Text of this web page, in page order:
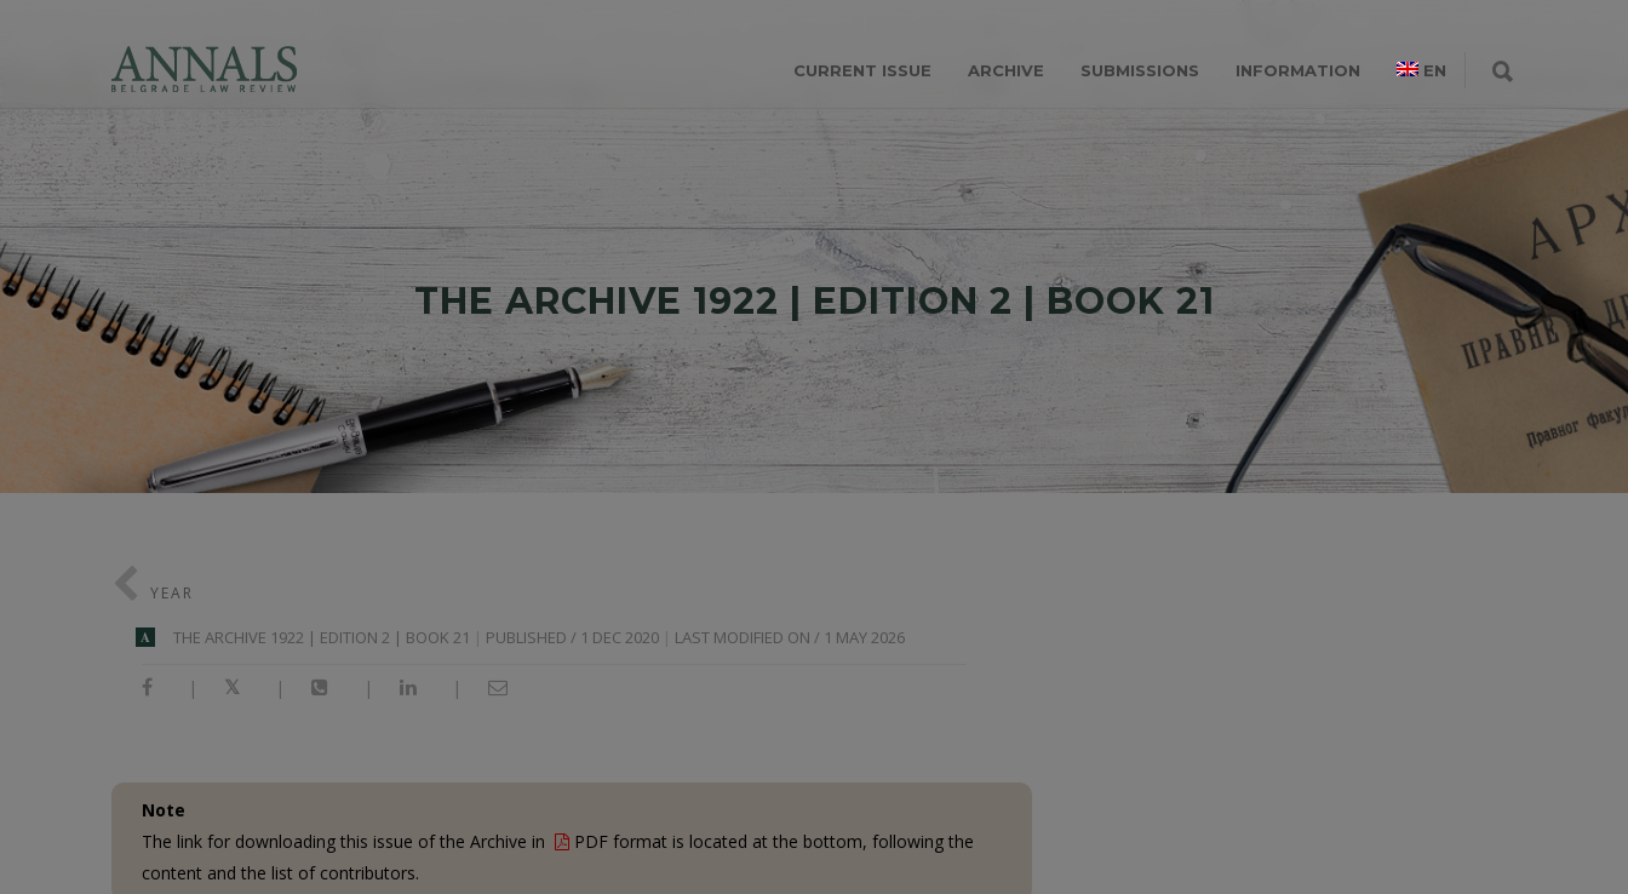
CURRENT ISSUE ARCHIVE SUBMISSIONS INFORMATION EN
THE ARCHIVE 1922 | EDITION 2 | BOOK 21
YEAR
A THE ARCHIVE 1922 | EDITION 2 | BOOK 21 PUBLISHED / 1 DEC 2020 LAST MODIFIED ON / 1 MAY 2026
| | | |
Note
The link for downloading this issue of the Archive in
PDF format is located at the bottom, following the
content and the list of contributors.